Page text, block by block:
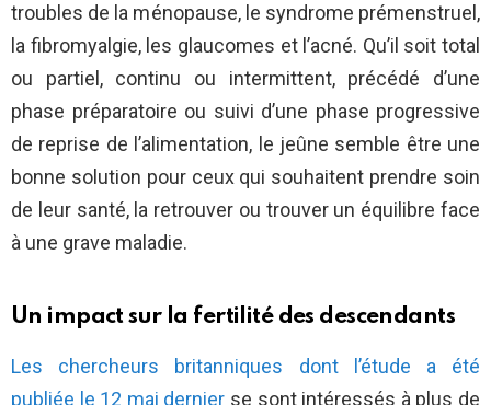
troubles de la ménopause, le syndrome prémenstruel,
la fibromyalgie, les glaucomes et l’acné. Qu’il soit total
ou partiel, continu ou intermittent, précédé d’une
phase préparatoire ou suivi d’une phase progressive
de reprise de l’alimentation, le jeûne semble être une
bonne solution pour ceux qui souhaitent prendre soin
de leur santé, la retrouver ou trouver un équilibre face
à une grave maladie.
Un impact sur la fertilité des descendants
Les chercheurs britanniques dont l’étude a été
publiée le 12 mai dernier se sont intéressés à plus de